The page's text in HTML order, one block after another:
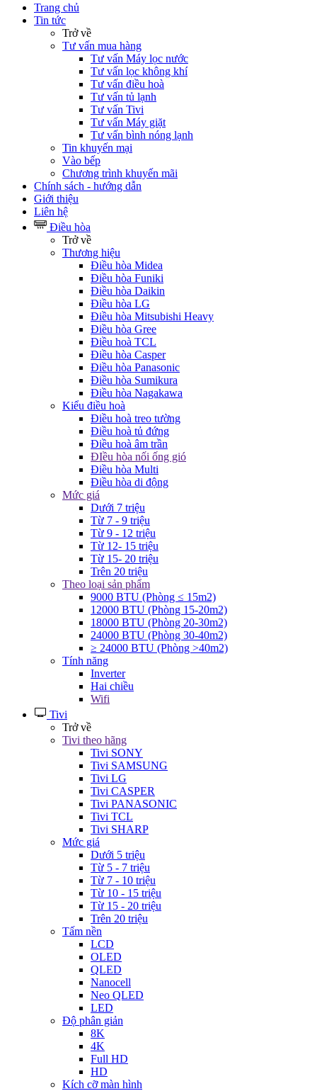
Trang chủ
Tin tức
Trở về
Tư vấn mua hàng
Tư vấn Máy lọc nước
Tư vấn lọc không khí
Tư vấn điều hoà
Tư vấn tủ lạnh
Tư vấn Tivi
Tư vấn Máy giặt
Tư vấn bình nóng lạnh
Tin khuyến mại
Vào bếp
Chương trình khuyến mãi
Chính sách - hướng dẫn
Giới thiệu
Liên hệ
Điều hòa
Trở về
Thương hiệu
Điều hòa Midea
Điều hòa Funiki
Điều hòa Daikin
Điều hòa LG
Điều hòa Mitsubishi Heavy
Điều hòa Gree
Điều hoà TCL
Điều hòa Casper
Điều hòa Panasonic
Điều hòa Sumikura
Điều hòa Nagakawa
Kiểu điều hoà
Điều hoà treo tường
Điều hoà tủ đứng
Điều hoà âm trần
ĐIều hòa nối ống gió
Điều hòa Multi
Điều hòa di động
Mức giá
Dưới 7 triệu
Từ 7 - 9 triệu
Từ 9 - 12 triệu
Từ 12- 15 triệu
Từ 15- 20 triệu
Trên 20 triệu
Theo loại sản phẩm
9000 BTU (Phòng ≤ 15m2)
12000 BTU (Phòng 15-20m2)
18000 BTU (Phòng 20-30m2)
24000 BTU (Phòng 30-40m2)
≥ 24000 BTU (Phòng >40m2)
Tính năng
Inverter
Hai chiều
Wifi
Tivi
Trở về
Tivi theo hãng
Tivi SONY
Tivi SAMSUNG
Tivi LG
Tivi CASPER
Tivi PANASONIC
Tivi TCL
Tivi SHARP
Mức giá
Dưới 5 triệu
Từ 5 - 7 triệu
Từ 7 - 10 triệu
Từ 10 - 15 triệu
Từ 15 - 20 triệu
Trên 20 triệu
Tấm nền
LCD
OLED
QLED
Nanocell
Neo QLED
LED
Độ phân giản
8K
4K
Full HD
HD
Kích cỡ màn hình